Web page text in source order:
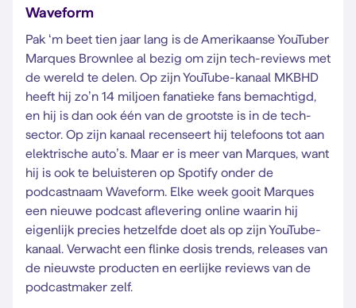
Waveform
Pak ‘m beet tien jaar lang is de Amerikaanse YouTuber
Marques Brownlee al bezig om zijn tech-reviews met
de wereld te delen. Op zijn YouTube-kanaal MKBHD
heeft hij zo’n 14 miljoen fanatieke fans bemachtigd,
en hij is dan ook één van de grootste is in de tech-
sector. Op zijn kanaal recenseert hij telefoons tot aan
elektrische auto’s. Maar er is meer van Marques, want
hij is ook te beluisteren op Spotify onder de
podcastnaam Waveform. Elke week gooit Marques
een nieuwe podcast aflevering online waarin hij
eigenlijk precies hetzelfde doet als op zijn YouTube-
kanaal. Verwacht een flinke dosis trends, releases van
de nieuwste producten en eerlijke reviews van de
podcastmaker zelf.